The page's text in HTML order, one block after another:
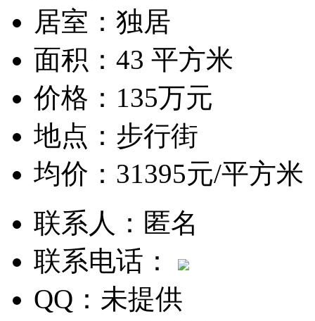
居室： 独居
面积： 43 平方米
价格： 135万元
地点： 步行街
均价： 31395元/平方米
联系人： 匿名
联系电话：
QQ： 未提供